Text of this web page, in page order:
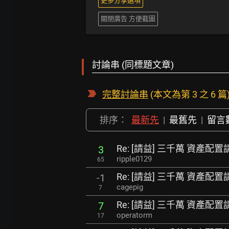
關閉廣告 方便截圖
討論串 (同標題文章)
完整討論串 (本文為第 3 之 6 篇)
排序： 最新先 | 最舊先 | 留言
3
65
Re: [請益] 三千萬 資產配置
ripple0129
-1
7
Re: [請益] 三千萬 資產配置
cagepig
7
17
Re: [請益] 三千萬 資產配置
operatorm